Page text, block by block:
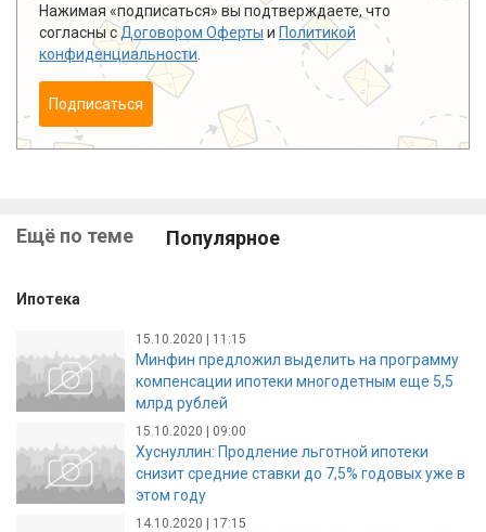
Нажимая «подписаться» вы подтверждаете, что
согласны сДоговором Оферты и Политикой
конфиденциальности
Подписаться
Ещё по теме Популярное
Ипотека
15.10.2020 | 11:15
Минфин предложил выделить на программу
компенсации ипотеки многодетным еще 5,5
млрд рублей
15.10.2020 | 09:00
Хуснуллин: Продление льготной ипотеки
снизит средние ставки до 7,5% годовых уже в
этом году
14.10.2020 | 17:15